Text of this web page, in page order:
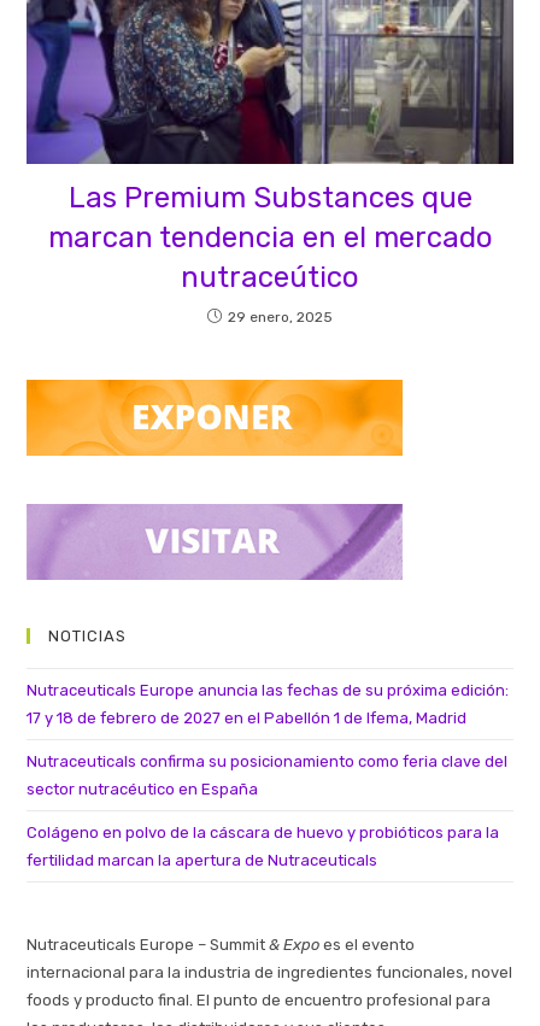
Las Premium Substances que
marcan tendencia en el mercado
nutraceútico
29 enero, 2025
NOTICIAS
Nutraceuticals Europe anuncia las fechas de su próxima edición:
17 y 18 de febrero de 2027 en el Pabellón 1 de Ifema, Madrid
Nutraceuticals confirma su posicionamiento como feria clave del
sector nutracéutico en España
Colágeno en polvo de la cáscara de huevo y probióticos para la
fertilidad marcan la apertura de Nutraceuticals
Nutraceuticals Europe – Summit& Expo es el evento
internacional para la industria de ingredientes funcionales, novel
foods y producto final. El punto de encuentro profesional para